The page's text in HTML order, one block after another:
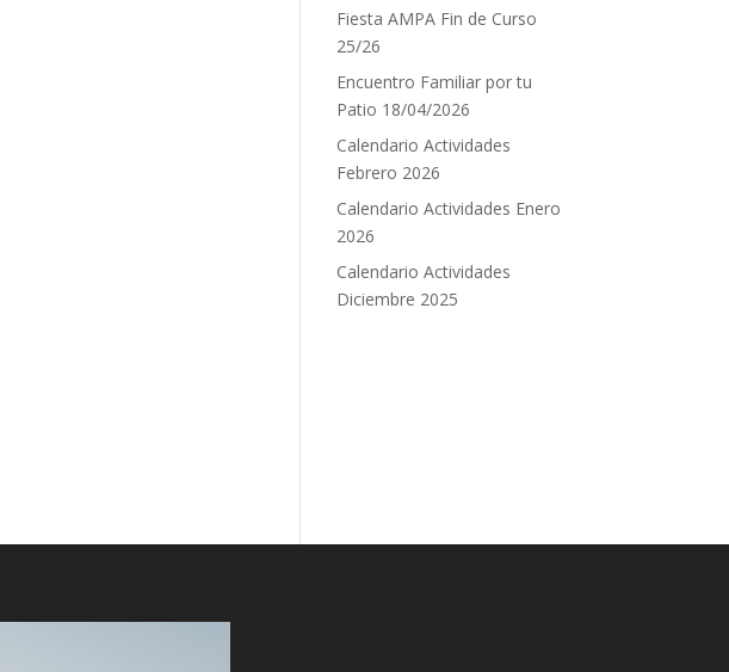
Fiesta AMPA Fin de Curso
25/26
Encuentro Familiar por tu
Patio 18/04/2026
Calendario Actividades
Febrero 2026
Calendario Actividades Enero
2026
Calendario Actividades
Diciembre 2025